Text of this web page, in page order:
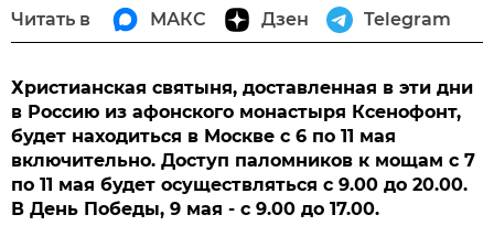
Читать в МАКС Дзен Telegram
Христианская святыня, доставленная в эти дни
в Россию из афонского монастыря Ксенофонт,
будет находиться в Москве с 6 по 11 мая
включительно. Доступ паломников к мощам с 7
по 11 мая будет осуществляться с 9.00 до 20.00.
В День Победы, 9 мая - с 9.00 до 17.00.